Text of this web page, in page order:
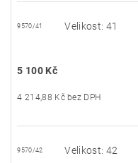
9570/41 Velikost: 41
5 100 Kč
4 214,88 Kč bez DPH
9570/42 Velikost: 42